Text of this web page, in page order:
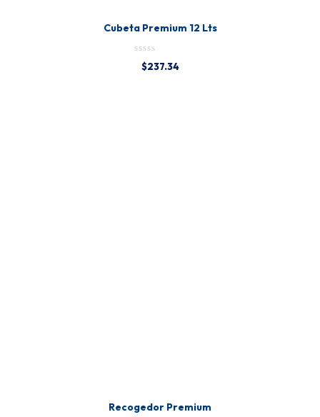
Cubeta Premium 12 Lts
$237.34
Recogedor Premium